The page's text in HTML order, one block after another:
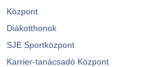
Központ
Diákotthonok
SJE Sportközpont
Karrier-tanácsadó Központ